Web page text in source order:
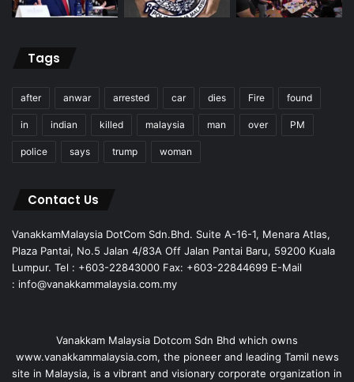
Tags
after anwar arrested car dies Fire found
in indian killed malaysia man over PM
police says trump woman
Contact Us
VanakkamMalaysia DotCom Sdn.Bhd. Suite A-16-1, Menara Atlas,
Plaza Pantai, No.5 Jalan 4/83A Off Jalan Pantai Baru, 59200 Kuala
Lumpur. Tel : +603-22843000 Fax: +603-22844699 E-Mail
: info@vanakkammalaysia.com.my
Vanakkam Malaysia Dotcom Sdn Bhd which owns
www.vanakkammalaysia.com, the pioneer and leading Tamil news
site in Malaysia, is a vibrant and visionary corporate organization in